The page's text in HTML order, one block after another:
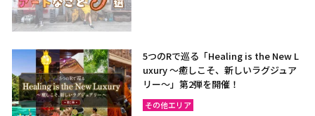
5つのRで巡る「Healing is the New L
uxury ～癒しこそ、新しいラグジュア
リー〜」第2弾を開催！
その他エリア